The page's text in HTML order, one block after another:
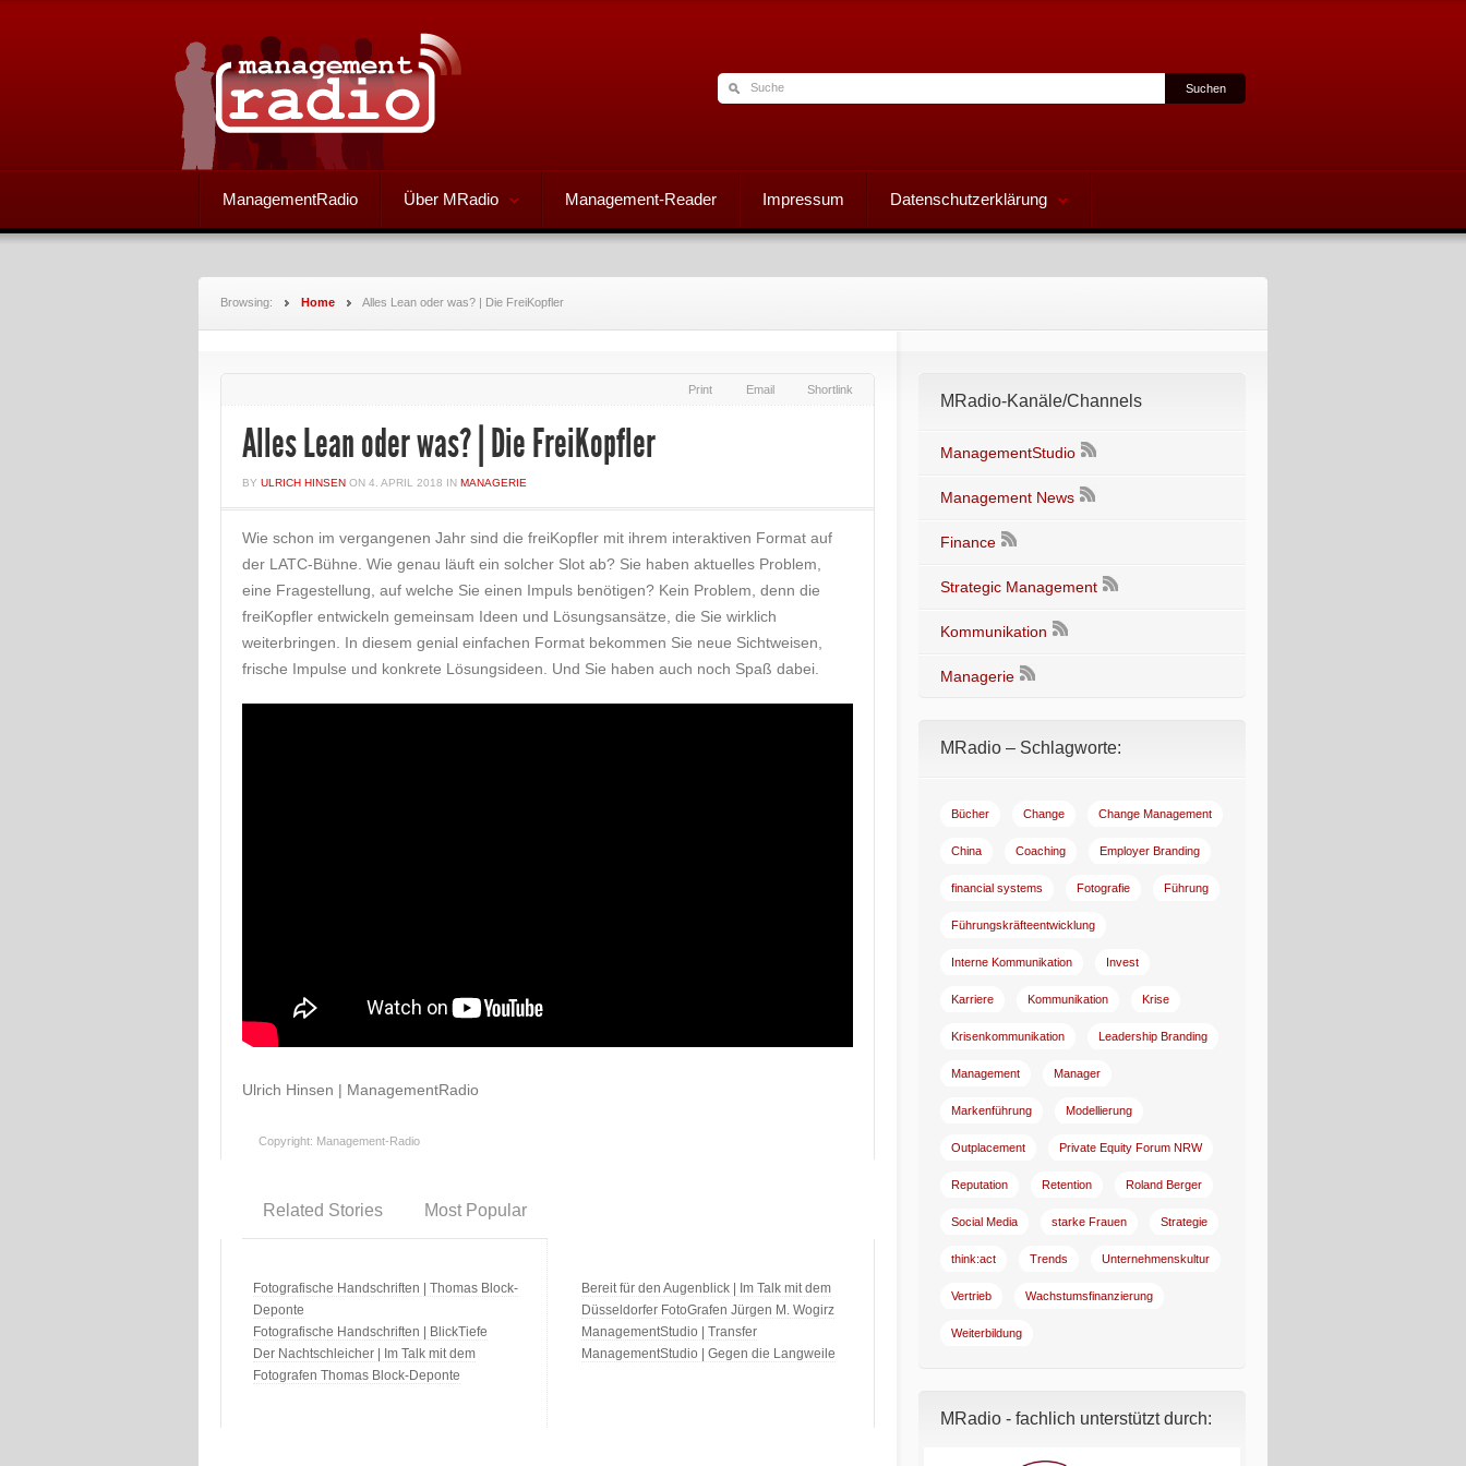
ManagementRadio Über MRadio Management-Reader Impressum Datenschutzerklärung
Browsing: Home Alles Lean oder was? | Die FreiKopfler
Print Email Shortlink
Alles Lean oder was? | Die FreiKopfler
BY ULRICH HINSEN ON 4. APRIL 2018 IN MANAGERIE
Wie schon im vergangenen Jahr sind die freiKopfler mit ihrem interaktiven Format auf
der LATC-Bühne. Wie genau läuft ein solcher Slot ab? Sie haben aktuelles Problem,
eine Fragestellung, auf welche Sie einen Impuls benötigen? Kein Problem, denn die
freiKopfler entwickeln gemeinsam Ideen und Lösungsansätze, die Sie wirklich
weiterbringen. In diesem genial einfachen Format bekommen Sie neue Sichtweisen,
frische Impulse und konkrete Lösungsideen. Und Sie haben auch noch Spaß dabei.
Ulrich Hinsen | ManagementRadio
Copyright: Management-Radio
Related Stories Most Popular
Fotografische Handschriften | Thomas Block-
Deponte
Fotografische Handschriften | BlickTiefe
Der Nachtschleicher | Im Talk mit dem
Fotografen Thomas Block-Deponte
Bereit für den Augenblick | Im Talk mit dem
Düsseldorfer FotoGrafen Jürgen M. Wogirz
ManagementStudio | Transfer
ManagementStudio | Gegen die Langweile
MRadio-Kanäle/Channels
ManagementStudio
Management News
Finance
Strategic Management
Kommunikation
Managerie
MRadio – Schlagworte:
Bücher Change Change Management
China Coaching Employer Branding
financial systems Fotografie Führung
Führungskräfteentwicklung
Interne Kommunikation Invest
Karriere Kommunikation Krise
Krisenkommunikation Leadership Branding
Management Manager
Markenführung Modellierung
Outplacement Private Equity Forum NRW
Reputation Retention Roland Berger
Social Media starke Frauen Strategie
think:act Trends Unternehmenskultur
Vertrieb Wachstumsfinanzierung
Weiterbildung
MRadio - fachlich unterstützt durch: